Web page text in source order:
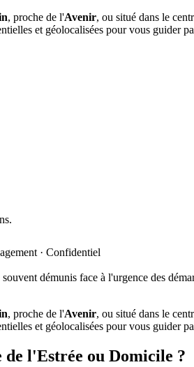
, proche de l'Avenir, ou situé dans le
et géolocalisées pour vous guider
· Confidentiel
démunis face à l'urgence des
, proche de l'Avenir, ou situé dans le
et géolocalisées pour vous guider
l'Estrée ou Domicile ?